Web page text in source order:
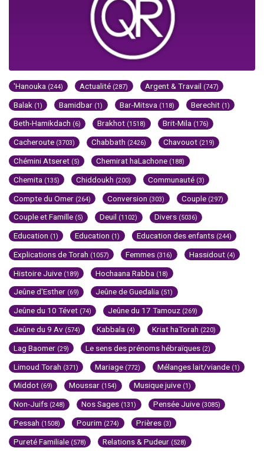
'Hanouka (244) Actualité (287) Argent & Travail (747)
Balak (1) Bamidbar (1) Bar-Mitsva (118) Berechit (1)
Beth-Hamikdach (6) Brakhot (1518) Brit-Mila (176)
Cacheroute (3703) Chabbath (2426) Chavouot (219)
Chémini Atseret (5) Chemirat haLachone (188)
Chemita (135) Chiddoukh (200) Communauté (3)
Compte du Omer (264) Conversion (303) Couple (297)
Couple et Famille (5) Deuil (1102) Divers (5036)
Education (1) Education (1) Education des enfants (244)
Explications de Torah (1057) Femmes (316) Hassidout (4)
Histoire Juive (189) Hochaana Rabba (18)
Jeûne d'Esther (69) Jeûne de Guedalia (51)
Jeûne du 10 Tévet (74) Jeûne du 17 Tamouz (269)
Jeûne du 9 Av (574) Kabbala (4) Kriat haTorah (220)
Lag Baomer (29) Le sens des prénoms hébraïques (2)
Limoud Torah (371) Mariage (772) Mélanges lait/viande (1)
Middot (69) Moussar (154) Musique juive (1)
Non-Juifs (248) Nos Sages (131) Pensée Juive (3085)
Pessah (1508) Pourim (274) Prières (3)
Pureté Familiale (578) Relations & Pudeur (528)